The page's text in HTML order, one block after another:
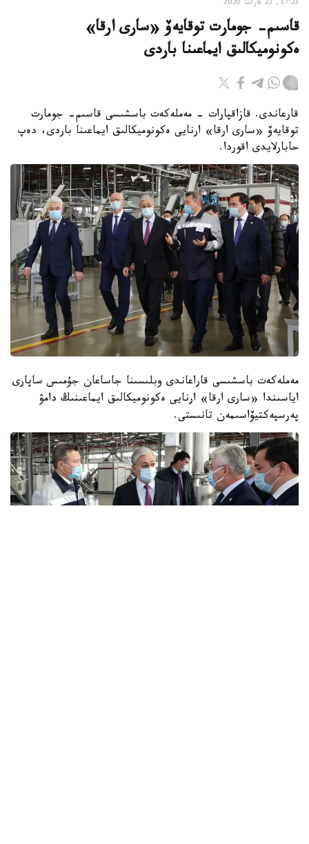
17:23, 23 قاراشا 2020
قاسىم- جومارت توقايەۆ «سارى ارقا»
ەكونوميكالىق ايماعىنا باردى
قارعاندى. قازاقپارات - مەملەكەت باسشىسى قاسىم- جومارت
توقايەۆ «سارى ارقا» ارنايى ەكونوميكالىق ايماعىنا باردى، دەپ
حابارلايدى اقوردا.
مەملەكەت باسشىسى قاراعاندى وبلىسىنا جاساعان جۇمىس ساپارى
اياسىندا «سارى ارقا» ارنايى ەكونوميكالىق ايماعىنىڭ دامۋ
پەرسپەكتيۆاسىمەن تانىستى.